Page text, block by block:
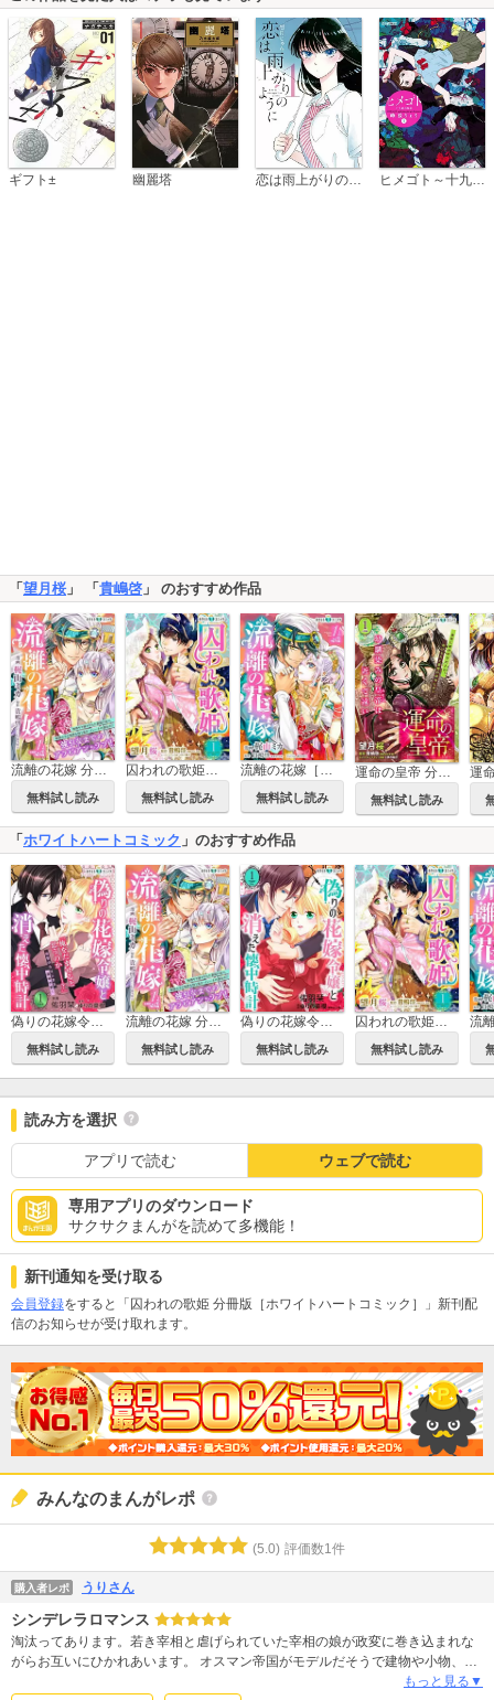
ギフト± 幽麗塔 ヒメゴト～十九歳の制服～
「望月桜」 「貴嶋啓 」 のおすすめ作品
流離の花嫁 分冊版［ホワイトハートコミック］
無料試し読み
囚われの歌姫［ホワイトハートコミック］
無料試し読み
流離の花嫁［ホワイトハートコミック］
無料試し読み 無料試し読み
「ホワイトハートコミック 」のおすすめ作品
偽りの花嫁令嬢と消えた懐中時計 分冊版［ホワイトハートコミック］
無料試し読み
流離の花嫁 分冊版［ホワイトハートコミック］
無料試し読み
偽りの花嫁令嬢と消えた懐中時計［ホワイトハートコミック］
無料試し読み
囚われの歌姫［ホワイトハートコミック］
無料試し読み
読み方を選択
アプリで読む ウェブで読む
専用アプリのダウンロード
サクサクまんがを読めて多機能！
新刊通知を受け取る
会員登録をすると「囚われの歌姫 分冊版［ホワイトハートコミック］」新刊配
信のお知らせが受け取れます。
みんなのまんがレポ
(5.0) 評価数1件
購入者レポ うりさん
シンデレラロマンス
淘汰ってあります。若き宰相と虐げられていた宰相の娘が政変に巻き込まれな
がらお互いにひかれあいます。 オスマン帝国がモデルだそうで建物や小物、衣
もっと見る▼